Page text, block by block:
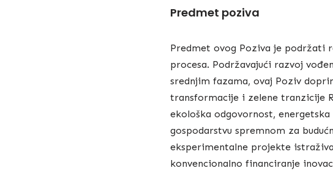
Predmet poziva
Predmet ovog Poziva je podržati
procesa. Podržavajući razvoj
srednjim fazama, ovaj Poziv
transformacije i zelene tranzicije
ekološka odgovornost,
gospodarstvu spremnom za
eksperimentalne projekte
konvencionalno financiranje